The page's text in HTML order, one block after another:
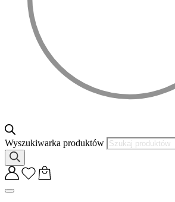
Wyszukiwarka produktów